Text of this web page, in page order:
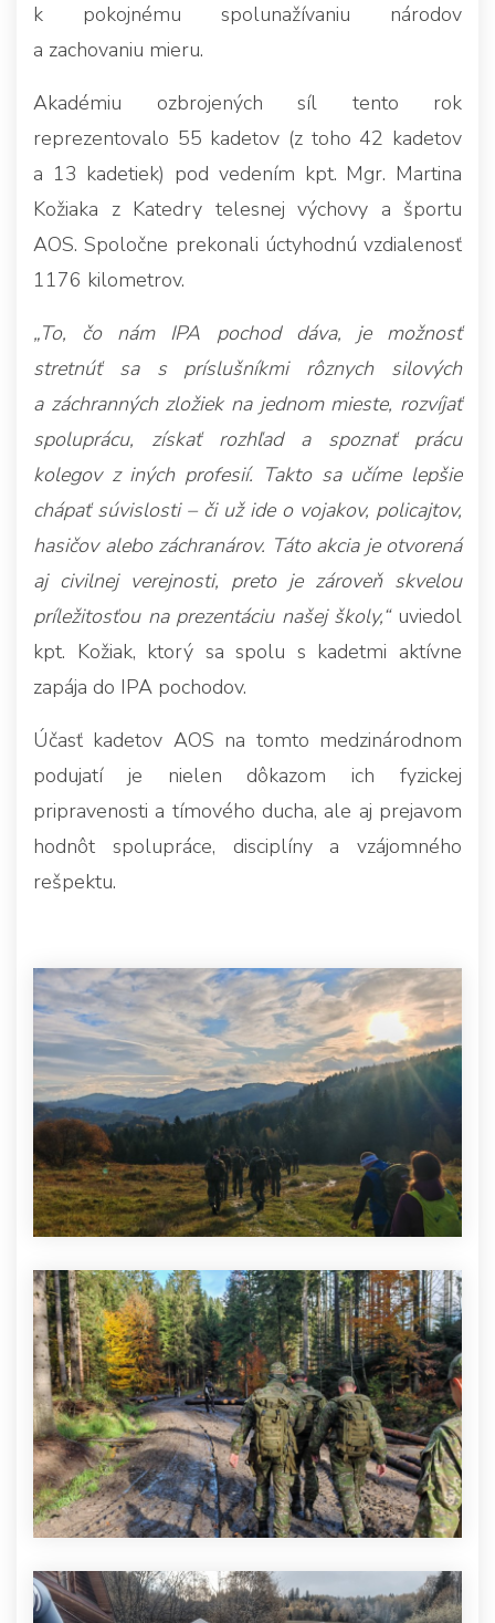
k pokojnému spolunažívaniu národov
a zachovaniu mieru.
Akadémiu ozbrojených síl tento rok
reprezentovalo 55 kadetov (z toho 42 kadetov
a 13 kadetiek) pod vedením kpt. Mgr. Martina
Kožiaka z Katedry telesnej výchovy a športu
AOS. Spoločne prekonali úctyhodnú vzdialenosť
1176 kilometrov.
„To, čo nám IPA pochod dáva, je možnosť
stretnúť sa s príslušníkmi rôznych silových
a záchranných zložiek na jednom mieste, rozvíjať
spoluprácu, získať rozhľad a spoznať prácu
kolegov z iných profesií. Takto sa učíme lepšie
chápať súvislosti – či už ide o vojakov, policajtov,
hasičov alebo záchranárov. Táto akcia je otvorená
aj civilnej verejnosti, preto je zároveň skvelou
príležitosťou na prezentáciu našej školy,“uviedol
kpt. Kožiak, ktorý sa spolu s kadetmi aktívne
zapája do IPA pochodov.
Účasť kadetov AOS na tomto medzinárodnom
podujatí je nielen dôkazom ich fyzickej
pripravenosti a tímového ducha, ale aj prejavom
hodnôt spolupráce, disciplíny a vzájomného
rešpektu.